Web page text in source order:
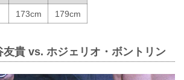
173cm 179cm
友貴 vs. ホジェリオ・ボントリン